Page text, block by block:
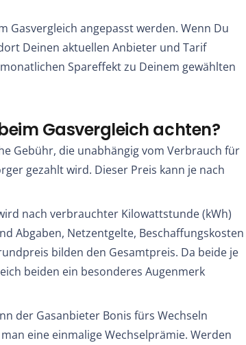
angepasst werden. Wenn Du
Deinen aktuellen Anbieter und Tarif
Spareffekt zu Deinem gewählten
Gasvergleich achten?
Gebühr, die unabhängig vom Verbrauch für
gezahlt wird. Dieser Preis kann je nach
nach verbrauchter Kilowattstunde (kWh)
Abgaben, Netzentgelte, Beschaffungskosten
bilden den Gesamtpreis. Da beide je
beiden ein besonderes Augenmerk
der Gasanbieter Bonis fürs Wechseln
eine einmalige Wechselprämie. Werden